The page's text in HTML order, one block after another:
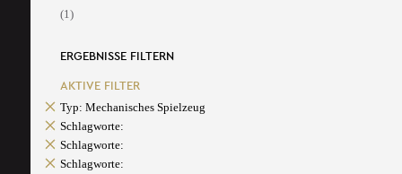
(1)
ERGEBNISSE FILTERN
AKTIVE FILTER
Typ: Mechanisches Spielzeug
Schlagworte:
Schlagworte:
Schlagworte: